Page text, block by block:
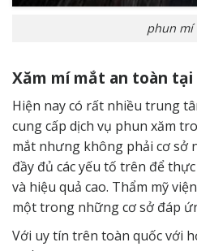
phun mí
Xăm mí mắt an toàn tại
Hiện nay có rất nhiều trung
cung cấp dịch vụ phun xăm
mắt nhưng không phải cơ sở
đầy đủ các yếu tố trên để
và hiệu quả cao. Thẩm mỹ
một trong những cơ sở đáp
Với uy tín trên toàn quốc với